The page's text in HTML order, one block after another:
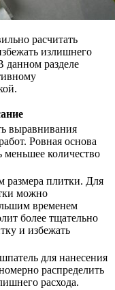
расчитать
излишнего
данном разделе
выравнивания
Ровная основа
меньшее количество
размера плитки. Для
можно
временем
более тщательно
и избежать
для нанесения
распределить
расхода.